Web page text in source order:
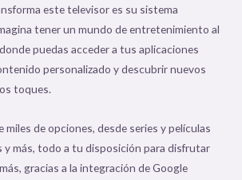
este televisor es su sistema
tener un mundo de entretenimiento al
puedas acceder a tus aplicaciones
personalizado y descubrir nuevos
toques.
miles de opciones, desde series y películas
y más, todo a tu disposición para disfrutar
gracias a la integración de Google